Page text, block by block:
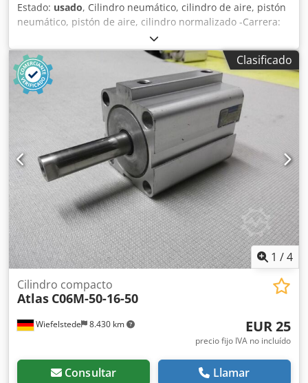
Estado: usado, Cilindro neumático, cilindro de aire, pistón
neumático, pistón de aire, cilindro normalizado -Carrera:
250 mm -Diámetro del pistón: 40 mm -Diámetro de la
varilla del pistón: 16 mm -Precio: por unidad -Cantidad: 2
unidades Dkedpjfbnkaefx Aazjr -Dimensiones: 410/55/H55
mm -Peso: 1,5 kg/unidad
Clasificado
1 /4
Wiefelstede 8.430 km
Cilindro compacto
Atlas C06M-50-16-50
EUR 25
precio fijo IVA no incluído
Consultar Llamar